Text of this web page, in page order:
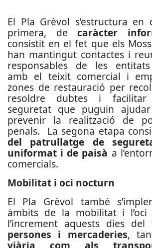
El Pla Grèvol s’estructura en
primera, decaràcter
consistit en el fet que els
han mantingut contactes i
responsables de les
amb el teixit comercial i
zones de restauració per
resoldre dubtes i facilitar
seguretat que puguin
prevenir la realització de
penals. La segona etapa
del patrullatge de
uniformat i de paisà a
comercials.
Mobilitat i oci nocturn
El Pla Grèvol també
àmbits de la mobilitat i l’oci
l’increment aquests dies del
persones i mercaderies,
viària com als